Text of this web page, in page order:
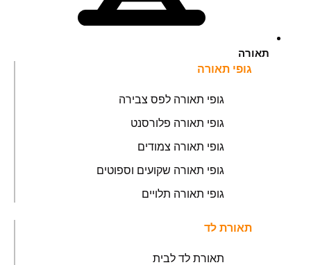
תאורה
גופי תאורה
גופי תאורה לפס צבירה
גופי תאורה פלורסנט
גופי תאורה צמודים
גופי תאורה שקועים וספוטים
גופי תאורה תלויים
תאורת לד
תאורת לד לבית